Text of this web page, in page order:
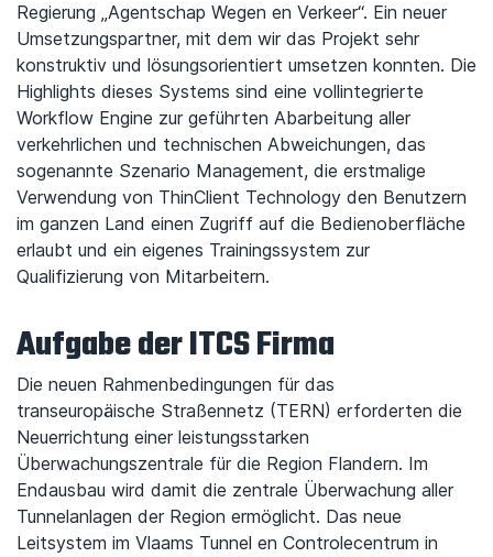
Regierung „Agentschap Wegen en Verkeer“. Ein neuer
Umsetzungspartner, mit dem wir das Projekt sehr
konstruktiv und lösungsorientiert umsetzen konnten. Die
Highlights dieses Systems sind eine vollintegrierte
Workflow Engine zur geführten Abarbeitung aller
verkehrlichen und technischen Abweichungen, das
sogenannte Szenario Management, die erstmalige
Verwendung von ThinClient Technology den Benutzern
im ganzen Land einen Zugriff auf die Bedienoberfläche
erlaubt und ein eigenes Trainingssystem zur
Qualifizierung von Mitarbeitern.
Aufgabe der ITCS Firma
Die neuen Rahmenbedingungen für das
transeuropäische Straßennetz (TERN) erforderten die
Neuerrichtung einer leistungsstarken
Überwachungszentrale für die Region Flandern. Im
Endausbau wird damit die zentrale Überwachung aller
Tunnelanlagen der Region ermöglicht. Das neue
Leitsystem im Vlaams Tunnel en Controlecentrum in